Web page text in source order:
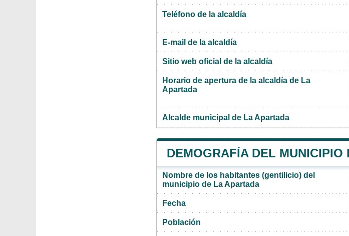
Teléfono de la alcaldía
E-mail de la alcaldía
Sitio web oficial de la alcaldía
Horario de apertura de la alcaldía de La
Apartada
Alcalde municipal de La Apartada
DEMOGRAFÍA DEL MUNICIPIO
Nombre de los habitantes (gentilicio) del
municipio de La Apartada
Fecha
Población